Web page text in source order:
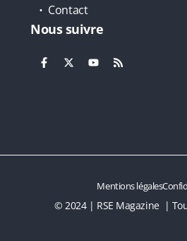
Contact
Nous suivre
© 2024 | RSE Magazine |
Mentions légales